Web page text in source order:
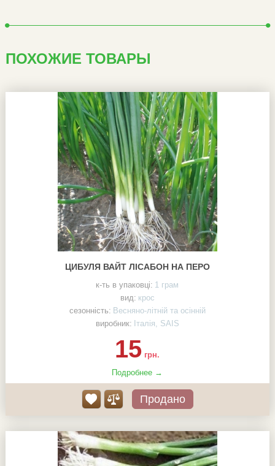
ПОХОЖИЕ ТОВАРЫ
ЦИБУЛЯ ВАЙТ ЛІСАБОН НА ПЕРО
к-ть в упаковці: 1 грам
вид: крос
сезонність: Весняно-літній та осінній
виробник: Італія, SAIS
15 грн.
Подробнее →
Продано